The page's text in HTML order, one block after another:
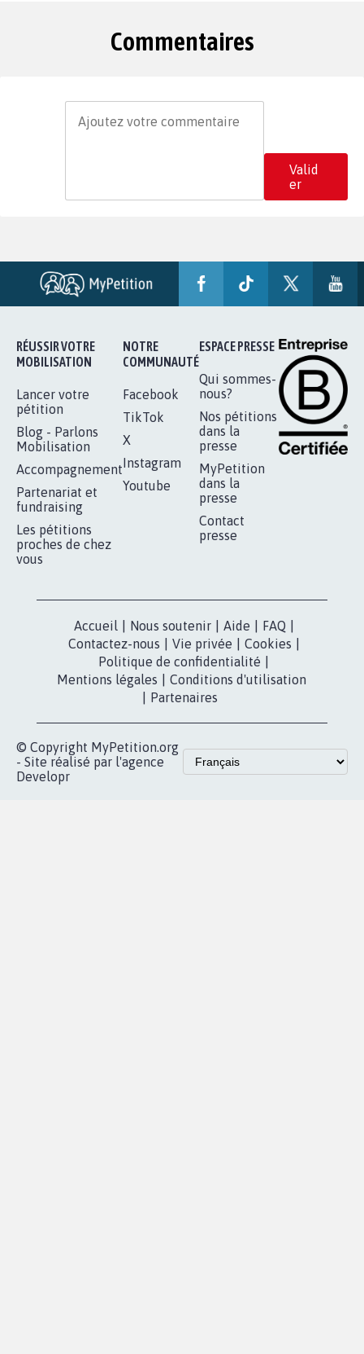
Commentaires
Valid
er
RÉUSSIR VOTRE
MOBILISATION
Lancer votre
pétition
Blog - Parlons
Mobilisation
Accompagnement
Partenariat et
fundraising
Les pétitions
proches de chez
vous
NOTRE
COMMUNAUTÉ
Facebook
TikTok
X
Instagram
Youtube
ESPACE PRESSE
Qui sommes-
nous?
Nos pétitions
dans la
presse
MyPetition
dans la
presse
Contact
presse
Accueil Nous soutenir Aide FAQ
Contactez-nous
Vie privée Cookies
Politique de confidentialité
Mentions légales
Conditions d'utilisation
Partenaires
© Copyright MyPetition.org
- Site réalisé par l'agence
Developr